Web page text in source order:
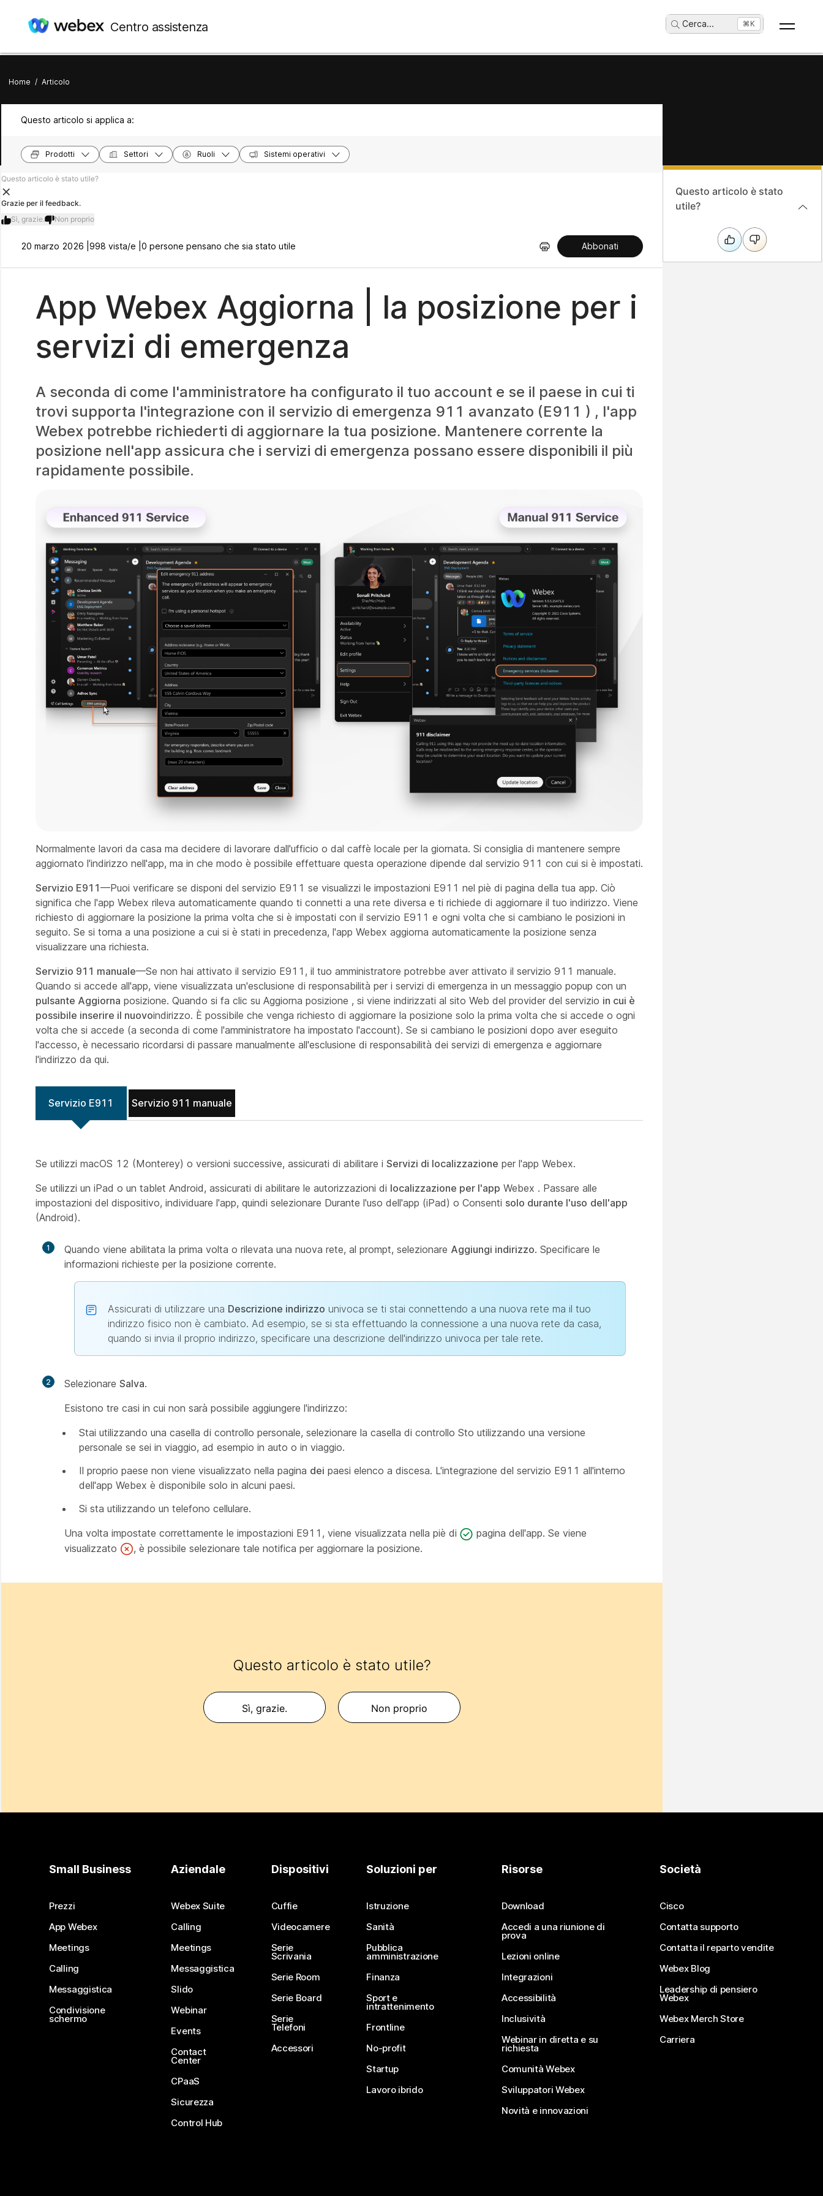
Centro assistenza Cerca... ⌘K
Home / Articolo
Questo articolo si applica a:
Prodotti Settori Ruoli Sistemi operativi
Questo articolo è stato utile?
Grazie per il feedback.
Sì, grazie.
Non proprio
20 marzo 2026 | 998 vista/e | 0 persone pensano che sia stato utile Abbonati
App Webex Aggiorna | la posizione per i
servizi di emergenza
A seconda di come l'amministratore ha configurato il tuo account e se il paese in cui ti
trovi supporta l'integrazione con il servizio di emergenza 911 avanzato (E911 ) , l'app
Webex potrebbe richiederti di aggiornare la tua posizione. Mantenere corrente la
posizione nell'app assicura che i servizi di emergenza possano essere disponibili il più
rapidamente possibile.
Normalmente lavori da casa ma decidere di lavorare dall'ufficio o dal caffè locale per la giornata. Si consiglia di mantenere sempre
aggiornato l'indirizzo nell'app, ma in che modo è possibile effettuare questa operazione dipende dal servizio 911 con cui si è impostati.
Servizio E911—Puoi verificare se disponi del servizio E911 se visualizzi le impostazioni E911 nel piè di pagina della tua app. Ciò
significa che l'app Webex rileva automaticamente quando ti connetti a una rete diversa e ti richiede di aggiornare il tuo indirizzo. Viene
richiesto di aggiornare la posizione la prima volta che si è impostati con il servizio E911 e ogni volta che si cambiano le posizioni in
seguito. Se si torna a una posizione a cui si è stati in precedenza, l'app Webex aggiorna automaticamente la posizione senza
visualizzare una richiesta.
Servizio 911 manuale—Se non hai attivato il servizio E911, il tuo amministratore potrebbe aver attivato il servizio 911 manuale.
Quando si accede all'app, viene visualizzata un'esclusione di responsabilità per i servizi di emergenza in un messaggio popup con un
pulsante Aggiorna posizione. Quando si fa clic su Aggiorna posizione , si viene indirizzati al sito Web del provider del servizio in cui è
possibile inserire il nuovoindirizzo. È possibile che venga richiesto di aggiornare la posizione solo la prima volta che si accede o ogni
volta che si accede (a seconda di come l'amministratore ha impostato l'account). Se si cambiano le posizioni dopo aver eseguito
l'accesso, è necessario ricordarsi di passare manualmente all'esclusione di responsabilità dei servizi di emergenza e aggiornare
l'indirizzo da qui.
Servizio E911 Servizio 911 manuale
Se utilizzi macOS 12 (Monterey) o versioni successive, assicurati di abilitare i Servizi di localizzazione per l'app Webex.
Se utilizzi un iPad o un tablet Android, assicurati di abilitare le autorizzazioni di localizzazione per l'app Webex . Passare alle
impostazioni del dispositivo, individuare l'app, quindi selezionare Durante l'uso dell'app (iPad) o Consenti solo durante l'uso dell'app
(Android).
1 Quando viene abilitata la prima volta o rilevata una nuova rete, al prompt, selezionare Aggiungi indirizzo. Specificare le
informazioni richieste per la posizione corrente.
Assicurati di utilizzare una Descrizione indirizzo univoca se ti stai connettendo a una nuova rete ma il tuo
indirizzo fisico non è cambiato. Ad esempio, se si sta effettuando la connessione a una nuova rete da casa,
quando si invia il proprio indirizzo, specificare una descrizione dell'indirizzo univoca per tale rete.
2 Selezionare Salva.
Esistono tre casi in cui non sarà possibile aggiungere l'indirizzo:
Stai utilizzando una casella di controllo personale, selezionare la casella di controllo Sto utilizzando una versione
personale se sei in viaggio, ad esempio in auto o in viaggio.
Il proprio paese non viene visualizzato nella pagina dei paesi elenco a discesa. L'integrazione del servizio E911 all'interno
dell'app Webex è disponibile solo in alcuni paesi.
Si sta utilizzando un telefono cellulare.
Una volta impostate correttamente le impostazioni E911, viene visualizzata nella piè di
pagina dell'app. Se viene
visualizzato
, è possibile selezionare tale notifica per aggiornare la posizione.
Questo articolo è stato utile?
Sì, grazie. Non proprio
Questo articolo è stato
utile?
Small Business
Prezzi
App Webex
Meetings
Calling
Messaggistica
Condivisione
schermo
Aziendale
Webex Suite
Calling
Meetings
Messaggistica
Slido
Webinar
Events
Contact
Center
CPaaS
Sicurezza
Control Hub
Dispositivi
Cuffie
Videocamere
Serie
Scrivania
Serie Room
Serie Board
Serie
Telefoni
Accessori
Soluzioni per
Istruzione
Sanità
Pubblica
amministrazione
Finanza
Sport e
intrattenimento
Frontline
No-profit
Startup
Lavoro ibrido
Risorse
Download
Accedi a una riunione di
prova
Lezioni online
Integrazioni
Accessibilità
Inclusività
Webinar in diretta e su
richiesta
Comunità Webex
Sviluppatori Webex
Novità e innovazioni
Società
Cisco
Contatta supporto
Contatta il reparto vendite
Webex Blog
Leadership di pensiero
Webex
Webex Merch Store
Carriera